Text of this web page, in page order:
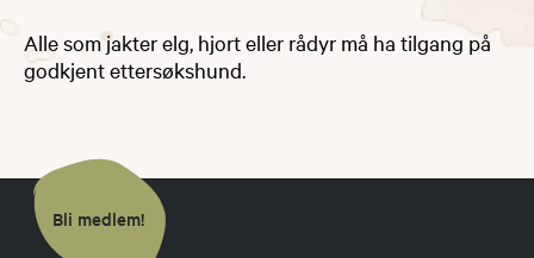
Alle som jakter elg, hjort eller rådyr må ha tilgang på
godkjent ettersøkshund.
Bli medlem!